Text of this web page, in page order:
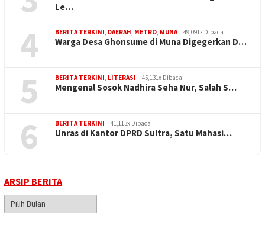
Le…
4 BERITA TERKINI DAERAH METRO MUNA 49,091x Dibaca
Warga Desa Ghonsume di Muna Digegerkan D…
5 BERITA TERKINI LITERASI 45,131x Dibaca
Mengenal Sosok Nadhira Seha Nur, Salah S…
6 BERITA TERKINI 41,113x Dibaca
Unras di Kantor DPRD Sultra, Satu Mahasi…
ARSIP BERITA
Arsip
Berita